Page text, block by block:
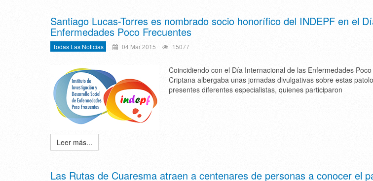
Santiago Lucas-Torres es nombrado socio honorífico del INDEPF en el
Enfermedades Poco Frecuentes
Todas Las Noticias 04 Mar 2015 15077
Coincidiendo con el Día Internacional de las Enfermedades
Criptana albergaba unas jornadas divulgativas sobre estas
presentes diferentes especialistas, quienes participaron
Leer más...
Las Rutas de Cuaresma atraen a centenares de personas a conocer el